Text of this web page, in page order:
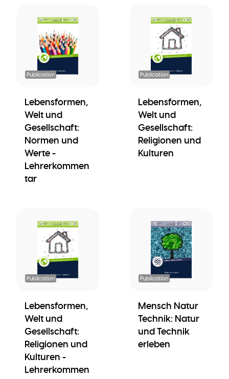
Publication
Lebensformen,
Welt und
Gesellschaft:
Normen und
Werte -
Lehrerkommen
tar
Publication
Lebensformen,
Welt und
Gesellschaft:
Religionen und
Kulturen
Publication
Lebensformen,
Welt und
Gesellschaft:
Religionen und
Kulturen -
Lehrerkommen
Publication
Mensch Natur
Technik: Natur
und Technik
erleben